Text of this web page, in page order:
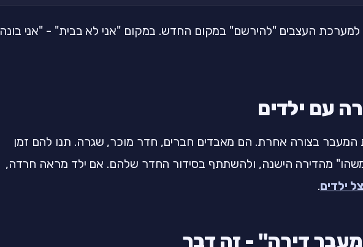
העצבים "להירשם" במקום החדש. במקום "אני לא בבית" - "אני בונה
עם ילדים
המעבר בצורה אחרת. הם מאבדים חברים, חדר מוכר, שגרה. תנו להם זמן
מהדירה הישנה, ולהשתתף בסידור החדר שלהם. אם ילד מראה חרדה,
ילדים.
דירה" - זה דבר